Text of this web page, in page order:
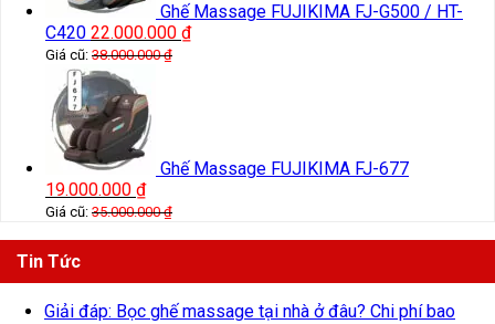
Ghế Massage FUJIKIMA FJ-G500 / HT-
C420 22.000.000 ₫
Giá cũ: 38.000.000₫
Ghế Massage FUJIKIMA FJ-677
19.000.000 ₫
Giá cũ: 35.000.000₫
Tin Tức
Giải đáp: Bọc ghế massage tại nhà ở đâu? Chi phí bao